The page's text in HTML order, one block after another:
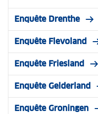
Enquête Drenthe
Enquête Flevoland
Enquête Friesland
Enquête Gelderland
Enquête Groningen